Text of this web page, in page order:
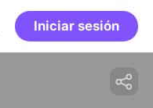
Iniciar sesión